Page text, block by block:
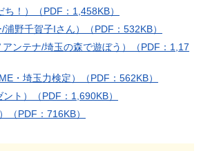
！）（PDF：1,458KB）
野千賀子Iさん）（PDF：532KB）
ンテナ/埼玉の森で遊ぼう）（PDF：1,17
・埼玉力検定）（PDF：562KB）
ト）（PDF：1,690KB）
（PDF：716KB）